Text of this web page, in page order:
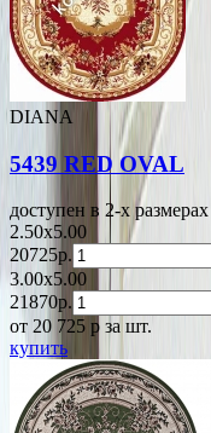
DIANA
5439 RED OVAL
доступен в 2-x размерах
2.50x5.00
20725р.
3.00x5.00
21870р.
от 20 725 p за шт.
купить